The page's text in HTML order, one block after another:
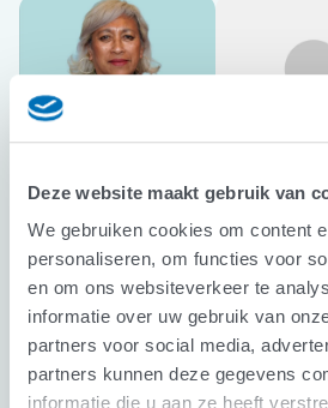
Deze website maakt gebruik van
We gebruiken cookies om content
personaliseren, om functies voor
en om ons websiteverkeer te
informatie over uw gebruik van
partners voor social media,
partners kunnen deze gegevens
informatie die u aan ze heeft
Francoise Supusepa Marloes Bauer